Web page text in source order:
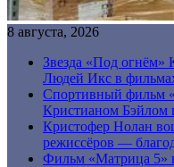
8 августа, 2026
Звезда «Под огнём»
Людей Икс в
Спортивный фильм
Кристианом Бэйлом
Кристофер Нолан
режиссёров —
Фильм «Матрица 5»